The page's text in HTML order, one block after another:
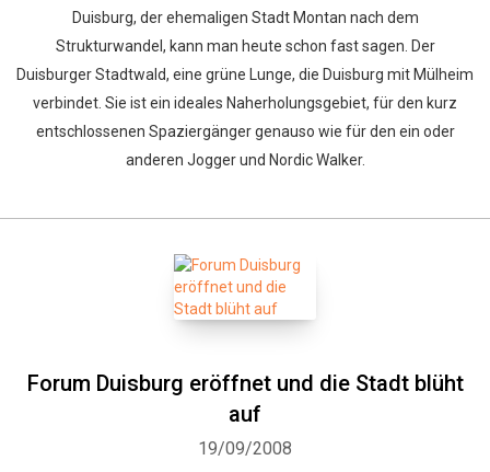
Duisburg, der ehemaligen Stadt Montan nach dem
Strukturwandel, kann man heute schon fast sagen. Der
Duisburger Stadtwald, eine grüne Lunge, die Duisburg mit Mülheim
verbindet. Sie ist ein ideales Naherholungsgebiet, für den kurz
entschlossenen Spaziergänger genauso wie für den ein oder
anderen Jogger und Nordic Walker.
Forum Duisburg eröffnet und die Stadt blüht
auf
19/09/2008